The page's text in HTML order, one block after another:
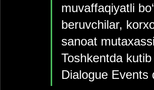
muvaffaqiyatli
beruvchilar,
sanoat
Toshkentda
Dialogue Events